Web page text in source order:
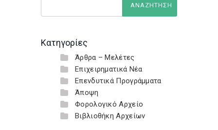
Κατηγορίες
Άρθρα – Μελέτες
Επιχειρηματικά Νέα
Επενδυτικά Προγράμματα
Άποψη
Φορολογικό Αρχείο
Βιβλιοθήκη Αρχείων